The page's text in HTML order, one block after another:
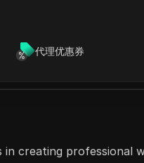
代理优惠券
in creating professional